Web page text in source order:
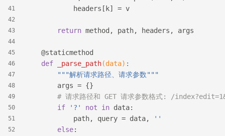
41
42
43
44
45
46
47
48
49
50
51
52
            headers[k] = v
return method, path, headers, args
    @staticmethod
def
_parse_path(data) :
"""解析请求路径、请求参数"""
        args = {}
# 请求路径和 GET 请求参数格式: /
if
'?' not in data:
            path, query = data,
''
else: